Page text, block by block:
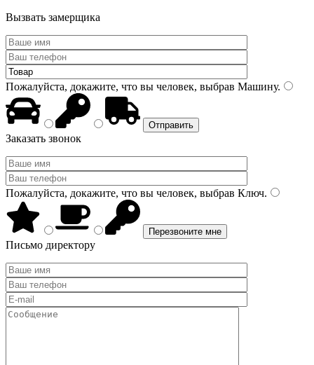
Вызвать замерщика
Пожалуйста, докажите, что вы человек, выбрав Машину.
Заказать звонок
Пожалуйста, докажите, что вы человек, выбрав Ключ.
Письмо директору